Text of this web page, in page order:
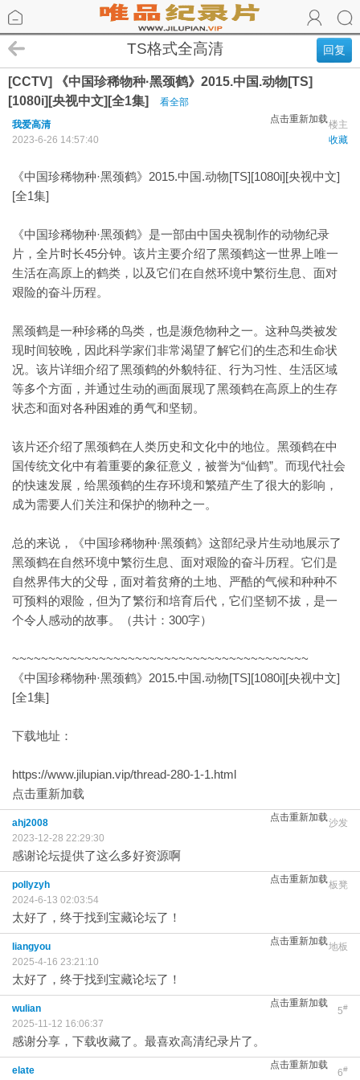
回复
TS格式全高清
[CCTV] 《中国珍稀物种·黑颈鹤》2015.中国.动物[TS]
[1080i][央视中文][全1集]
看全部
点击重新加载楼主
我爱高清
收藏
2023-6-26 14:57:40
《中国珍稀物种·黑颈鹤》2015.中国.动物[TS][1080i][央视中文]
[全1集]
《中国珍稀物种·黑颈鹤》是一部由中国央视制作的动物纪录
片，全片时长45分钟。该片主要介绍了黑颈鹤这一世界上唯一
生活在高原上的鹤类，以及它们在自然环境中繁衍生息、面对
艰险的奋斗历程。
黑颈鹤是一种珍稀的鸟类，也是濒危物种之一。这种鸟类被发
现时间较晚，因此科学家们非常渴望了解它们的生态和生命状
况。该片详细介绍了黑颈鹤的外貌特征、行为习性、生活区域
等多个方面，并通过生动的画面展现了黑颈鹤在高原上的生存
状态和面对各种困难的勇气和坚韧。
该片还介绍了黑颈鹤在人类历史和文化中的地位。黑颈鹤在中
国传统文化中有着重要的象征意义，被誉为“仙鹤”。而现代社会
的快速发展，给黑颈鹤的生存环境和繁殖产生了很大的影响，
成为需要人们关注和保护的物种之一。
总的来说，《中国珍稀物种·黑颈鹤》这部纪录片生动地展示了
黑颈鹤在自然环境中繁衍生息、面对艰险的奋斗历程。它们是
自然界伟大的父母，面对着贫瘠的土地、严酷的气候和种种不
可预料的艰险，但为了繁衍和培育后代，它们坚韧不拔，是一
个令人感动的故事。（共计：300字）
~~~~~~~~~~~~~~~~~~~~~~~~~~~~~~~~~~~~~~~~~
《中国珍稀物种·黑颈鹤》2015.中国.动物[TS][1080i][央视中文]
[全1集]
下载地址：
https://www.jilupian.vip/thread-280-1-1.html
点击重新加载
点击重新加载沙发
ahj2008
2023-12-28 22:29:30
感谢论坛提供了这么多好资源啊
点击重新加载板凳
pollyzyh
2024-6-13 02:03:54
太好了，终于找到宝藏论坛了！
点击重新加载地板
liangyou
2025-4-16 23:21:10
太好了，终于找到宝藏论坛了！
点击重新加载
5#
wulian
2025-11-12 16:06:37
感谢分享，下载收藏了。最喜欢高清纪录片了。
点击重新加载
6#
elate